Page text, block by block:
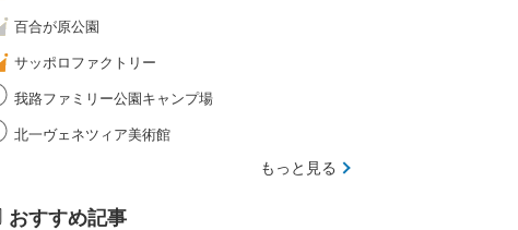
百合が原公園
サッポロファクトリー
我路ファミリー公園キャンプ場
北一ヴェネツィア美術館
もっと見る
おすすめ記事